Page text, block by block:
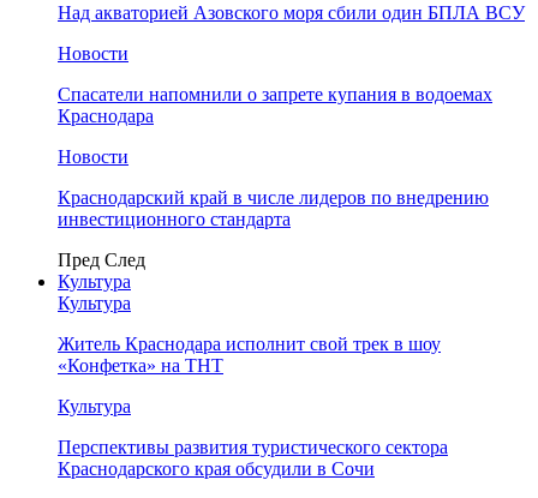
Над акваторией Азовского моря сбили один БПЛА ВСУ
Новости
Спасатели напомнили о запрете купания в водоемах
Краснодара
Новости
Краснодарский край в числе лидеров по внедрению
инвестиционного стандарта
Пред След
Культура
Культура
Житель Краснодара исполнит свой трек в шоу
«Конфетка» на ТНТ
Культура
Перспективы развития туристического сектора
Краснодарского края обсудили в Сочи